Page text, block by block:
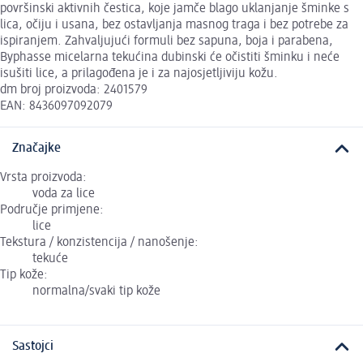
površinski aktivnih čestica, koje jamče blago uklanjanje šminke s
lica, očiju i usana, bez ostavljanja masnog traga i bez potrebe za
ispiranjem. Zahvaljujući formuli bez sapuna, boja i parabena,
Byphasse micelarna tekućina dubinski će očistiti šminku i neće
isušiti lice, a prilagođena je i za najosjetljiviju kožu.
dm broj proizvoda: 2401579
EAN: 8436097092079
Značajke
Vrsta proizvoda:
voda za lice
Područje primjene:
lice
Tekstura / konzistencija / nanošenje:
tekuće
Tip kože:
normalna/svaki tip kože
Sastojci